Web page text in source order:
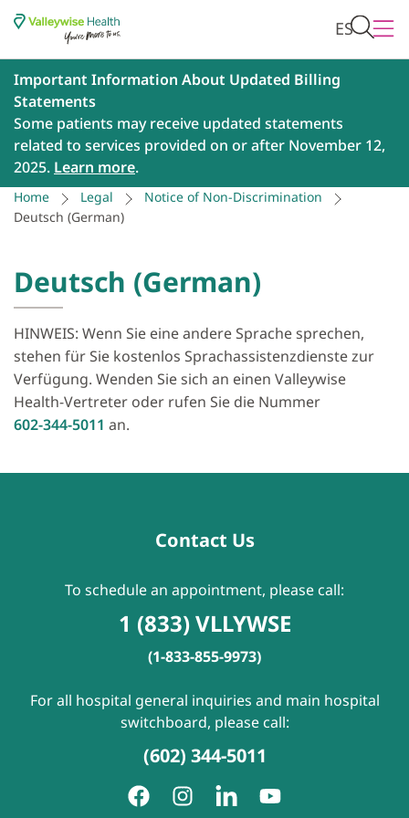
ES
Important Information About Updated Billing
Statements
Some patients may receive updated statements
related to services provided on or after November 12,
2025. Learn more.
Home Legal
Notice of Non-Discrimination
Deutsch (German)
Deutsch (German)
HINWEIS: Wenn Sie eine andere Sprache sprechen,
stehen für Sie kostenlos Sprachassistenzdienste zur
Verfügung. Wenden Sie sich an einen Valleywise
Health-Vertreter oder rufen Sie die Nummer
602-344-5011 an.
Contact Us
To schedule an appointment, please call:
1 (833) VLLYWSE
(1-833-855-9973)
For all hospital general inquiries and main hospital
switchboard, please call:
(602) 344-5011